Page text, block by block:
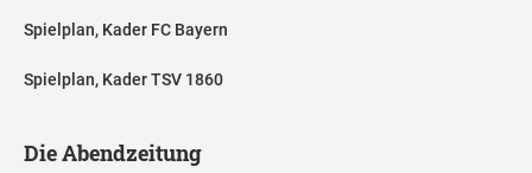
Spielplan, Kader FC Bayern
Spielplan, Kader TSV 1860
Die Abendzeitung